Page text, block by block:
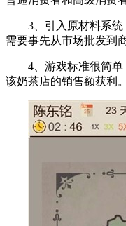
3、引入原材料系统
需要事先从市场批发到
4、游戏标准很简单
该奶茶店的销售额获利。